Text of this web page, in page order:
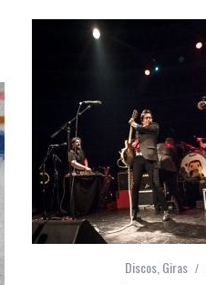
Discos, Giras